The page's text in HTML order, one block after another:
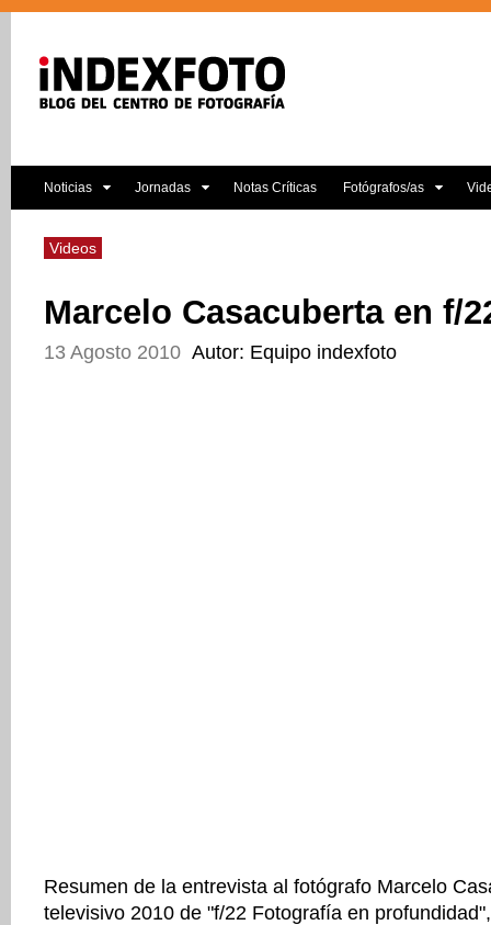
Noticias Jornadas Notas Críticas Fotógrafos/as
Videos
Marcelo Casacuberta en f/
13 Agosto 2010 Autor: Equipo indexfoto
Resumen de la entrevista al fotógrafo Marcelo
televisivo 2010 de "f/22 Fotografía en